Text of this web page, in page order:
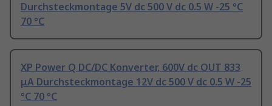
Durchsteckmontage 5V dc 500 V dc 0.5 W -25 °C
70 °C
XP Power Q DC/DC Konverter, 600V dc OUT 833
μA Durchsteckmontage 12V dc 500 V dc 0.5 W -25
°C 70 °C